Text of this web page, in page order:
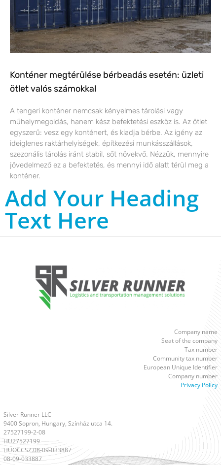
Konténer megtérülése bérbeadás esetén: üzleti
ötlet valós számokkal
A tengeri konténer nemcsak kényelmes tárolási vagy
műhelymegoldás, hanem kész befektetési eszköz is. Az ötlet
egyszerű: vesz egy konténert, és kiadja bérbe. Az igény az
ideiglenes raktárhelyiségek, építkezési munkásszállások,
szezonális tárolás iránt stabil, sőt növekvő. Nézzük, mennyire
jövedelmező ez a befektetés, és mennyi idő alatt térül meg a
konténer.
Add Your Heading
Text Here
Company name
Seat of the company
Tax number
Community tax number
European Unique Identifier
Company number
Privacy Policy
Silver Runner LLC
9400 Sopron, Hungary, Színház utca 14.
27527199-2-08
HU27527199
HUOCCSZ.08-09-033887
08-09-033887